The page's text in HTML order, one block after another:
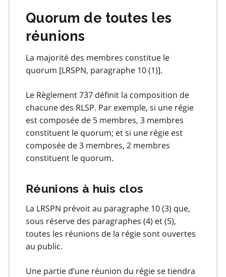
Quorum de toutes les
réunions
La majorité des membres constitue le
quorum [LRSPN, paragraphe 10 (1)].
Le Règlement 737 définit la composition de
chacune des RLSP. Par exemple, si une régie
est composée de 5 membres, 3 membres
constituent le quorum; et si une régie est
composée de 3 membres, 2 membres
constituent le quorum.
Réunions à huis clos
La LRSPN prévoit au paragraphe 10 (3) que,
sous réserve des paragraphes (4) et (5),
toutes les réunions de la régie sont ouvertes
au public.
Une partie d’une réunion du régie se tiendra